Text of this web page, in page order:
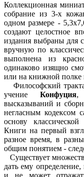
Коллекционная
собрание из 3-х
одном размере -
создают целостное
издания выбраны для
вручную по
выполнена из
одинаково изящно
или на книжной полке
Философский
учение Конфуция,
высказываний и
негласным кодексом
основу
Книги на первый
разное время, в
общим понятием -
Существует
дать ему